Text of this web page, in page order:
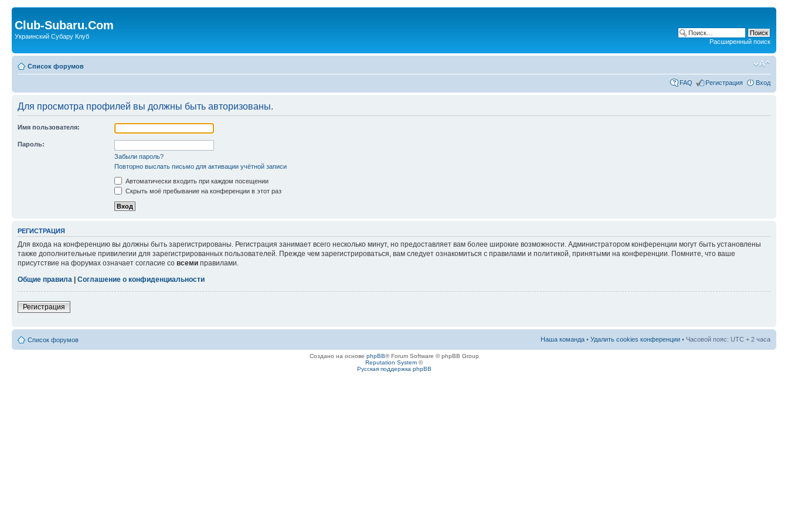
Club-Subaru.Com
Украинский Субару Клуб
Расширенный поиск
Список форумов
FAQ Регистрация Вход
Для просмотра профилей вы должны быть авторизованы.
Имя пользователя:
Пароль:
Забыли пароль?
Повторно выслать письмо для активации учётной записи
Автоматически входить при каждом посещении
Скрыть моё пребывание на конференции в этот раз
РЕГИСТРАЦИЯ
Для входа на конференцию вы должны быть зарегистрированы. Регистрация занимает всего несколько минут, но предоставляет вам более широкие возможности. Администратором конференции могут быть установлены
также дополнительные привилегии для зарегистрированных пользователей. Прежде чем зарегистрироваться, вам следует ознакомиться с правилами и политикой, принятыми на конференции. Помните, что ваше
присутствие на форумах означает согласие со всеми правилами.
Общие правила
Соглашение о конфиденциальности
Регистрация
Список форумов Наша команда • Удалить cookies конференции • Часовой пояс: UTC + 2 часа
Создано на основе phpBB® Forum Software © phpBB Group
Reputation System ©
Русская поддержка phpBB